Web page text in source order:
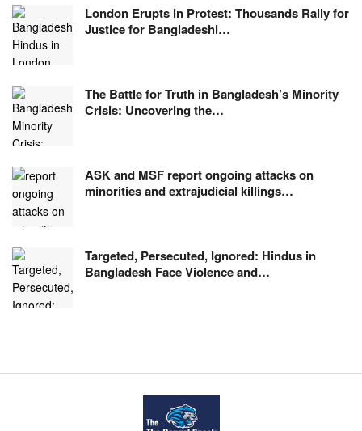
London Erupts in Protest: Thousands Rally for
Justice for Bangladeshi…
The Battle for Truth in Bangladesh’s Minority
Crisis: Uncovering the…
ASK and MSF report ongoing attacks on
minorities and extrajudicial killings…
Targeted, Persecuted, Ignored: Hindus in
Bangladesh Face Violence and…